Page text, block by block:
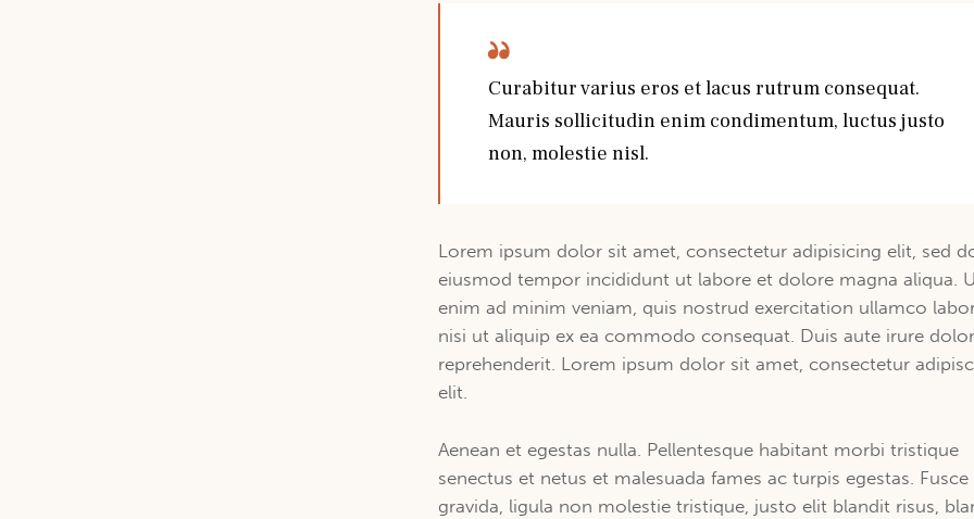
Curabitur varius eros et lacus rutrum consequat.
Mauris sollicitudin enim condimentum, luctus justo
non, molestie nisl.
Lorem ipsum dolor sit amet, consectetur adipisicing elit, sed
eiusmod tempor incididunt ut labore et dolore magna aliqua.
enim ad minim veniam, quis nostrud exercitation ullamco
nisi ut aliquip ex ea commodo consequat. Duis aute irure
reprehenderit. Lorem ipsum dolor sit amet, consectetur
elit.
Aenean et egestas nulla. Pellentesque habitant morbi tristique
senectus et netus et malesuada fames ac turpis egestas. Fusce
gravida, ligula non molestie tristique, justo elit blandit risus,